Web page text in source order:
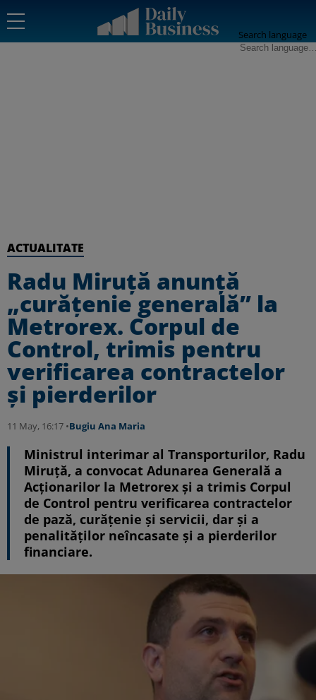
Search language
ACTUALITATE
Radu Miruță anunță
„curățenie generală” la
Metrorex. Corpul de
Control, trimis pentru
verificarea contractelor
și pierderilor
11 May, 16:17 •Bugiu ⁠Ana Maria
Ministrul interimar al Transporturilor, Radu
Miruță, a convocat Adunarea Generală a
Acționarilor la Metrorex și a trimis Corpul
de Control pentru verificarea contractelor
de pază, curățenie și servicii, dar și a
penalităților neîncasate și a pierderilor
financiare.